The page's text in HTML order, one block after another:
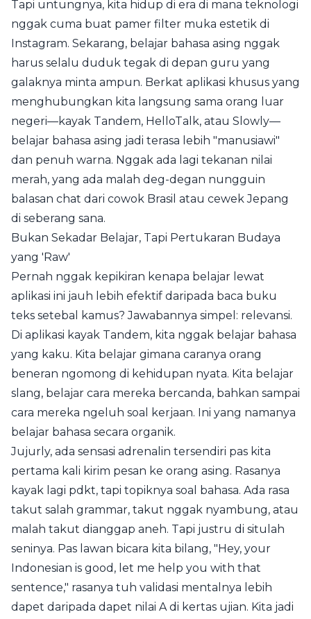
Tapi untungnya, kita hidup di era di mana teknologi
nggak cuma buat pamer filter muka estetik di
Instagram. Sekarang, belajar bahasa asing nggak
harus selalu duduk tegak di depan guru yang
galaknya minta ampun. Berkat aplikasi khusus yang
menghubungkan kita langsung sama orang luar
negeri—kayak Tandem, HelloTalk, atau Slowly—
belajar bahasa asing jadi terasa lebih "manusiawi"
dan penuh warna. Nggak ada lagi tekanan nilai
merah, yang ada malah deg-degan nungguin
balasan chat dari cowok Brasil atau cewek Jepang
di seberang sana.
Bukan Sekadar Belajar, Tapi Pertukaran Budaya
yang 'Raw'
Pernah nggak kepikiran kenapa belajar lewat
aplikasi ini jauh lebih efektif daripada baca buku
teks setebal kamus? Jawabannya simpel: relevansi.
Di aplikasi kayak Tandem, kita nggak belajar bahasa
yang kaku. Kita belajar gimana caranya orang
beneran ngomong di kehidupan nyata. Kita belajar
slang, belajar cara mereka bercanda, bahkan sampai
cara mereka ngeluh soal kerjaan. Ini yang namanya
belajar bahasa secara organik.
Jujurly, ada sensasi adrenalin tersendiri pas kita
pertama kali kirim pesan ke orang asing. Rasanya
kayak lagi pdkt, tapi topiknya soal bahasa. Ada rasa
takut salah grammar, takut nggak nyambung, atau
malah takut dianggap aneh. Tapi justru di situlah
seninya. Pas lawan bicara kita bilang, "Hey, your
Indonesian is good, let me help you with that
sentence," rasanya tuh validasi mentalnya lebih
dapet daripada dapet nilai A di kertas ujian. Kita jadi